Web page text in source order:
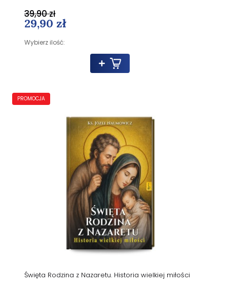
29,90 zł
Wybierz ilość:
39,90 zł
Święta Rodzina z Nazaretu. Historia wielkiej miłości
PROMOCJA